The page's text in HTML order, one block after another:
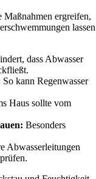
ergreifen,
lassen
dass Abwasser
So kann Regenwasser
Haus sollte vom
Besonders
Abwasserleitungen